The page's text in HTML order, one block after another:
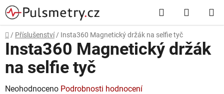
Přejít
na
obsah
Hledat
KOŠÍK
Domů
/ Příslušenství / Insta360 Magnetický držák na selfie tyč
Insta360 Magnetický držák
na selfie tyč
Průměrné
Neohodnoceno Podrobnosti hodnocení